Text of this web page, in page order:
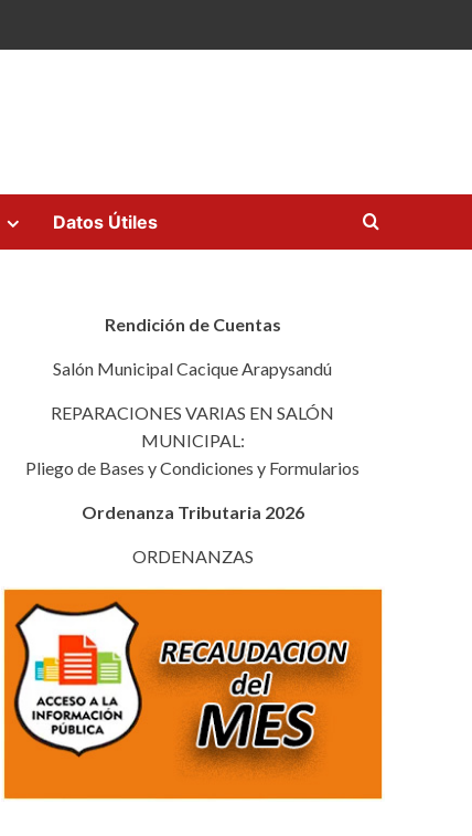
Datos Útiles
Rendición de Cuentas
Salón Municipal Cacique Arapysandú
REPARACIONES VARIAS EN SALÓN
MUNICIPAL:
Pliego de Bases y Condiciones y Formularios
Ordenanza Tributaria 2026
ORDENANZAS